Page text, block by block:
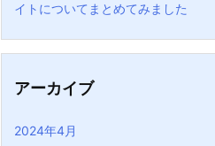
イトについてまとめてみました
アーカイブ
2024年4月